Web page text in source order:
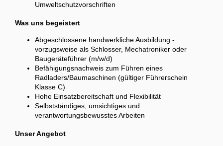
Umweltschutzvorschriften
Was uns begeistert
Abgeschlossene handwerkliche Ausbildung -
vorzugsweise als Schlosser, Mechatroniker oder
Baugeräteführer (m/w/d)
Befähigungsnachweis zum Führen eines
Radladers/Baumaschinen (gültiger Führerschein
Klasse C)
Hohe Einsatzbereitschaft und Flexibilität
Selbstständiges, umsichtiges und
verantwortungsbewusstes Arbeiten
Unser Angebot